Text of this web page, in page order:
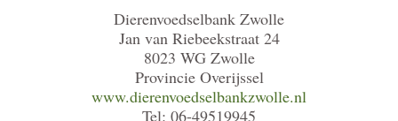
Dierenvoedselbank Zwolle
Jan van Riebeekstraat 24
8023 WG Zwolle
Provincie Overijssel
www.dierenvoedselbankzwolle.nl
Tel: 06-49519945